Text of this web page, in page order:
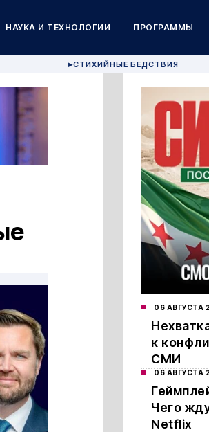
НАУКА И ТЕХНОЛОГИИ ПРОГРАММЫ
▶СТИХИЙНЫЕ БЕДСТВИЯ
06 АВГУСТА
к
СМИ
06 АВГУСТА
Чего
Netflix